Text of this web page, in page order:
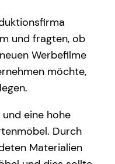
und fragten, ob
Werbefilme
möchte,
eine hohe
Durch
Materialien